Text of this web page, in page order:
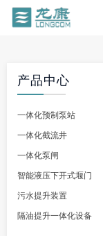
产品中心
一体化预制泵站
一体化截流井
一体化泵闸
智能液压下开式堰门
污水提升装置
隔油提升一体化设备